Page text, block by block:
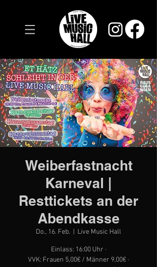
Weiberfastnacht
Karneval |
Resttickets an der
Abendkasse
Do., 16. Feb. Live Music Hall
Einlass: 16:00 Uhr ·
VVK: Frauen 5,00€ / Männer 9,00€ ·